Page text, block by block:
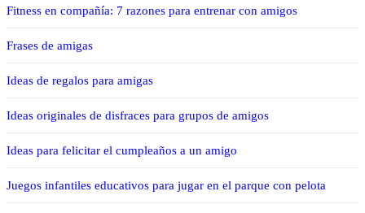
Fitness en compañía: 7 razones para entrenar con amigos
Frases de amigas
Ideas de regalos para amigas
Ideas originales de disfraces para grupos de amigos
Ideas para felicitar el cumpleaños a un amigo
Juegos infantiles educativos para jugar en el parque con pelota